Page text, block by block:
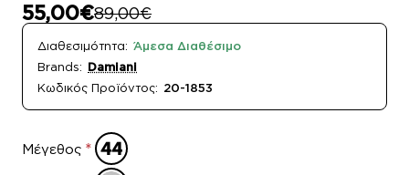
55,00€89,00€
Διαθεσιμότητα: Άμεσα Διαθέσιμο
Brands: Damiani
Κωδικός Προϊόντος: 20-1853
Μέγεθος